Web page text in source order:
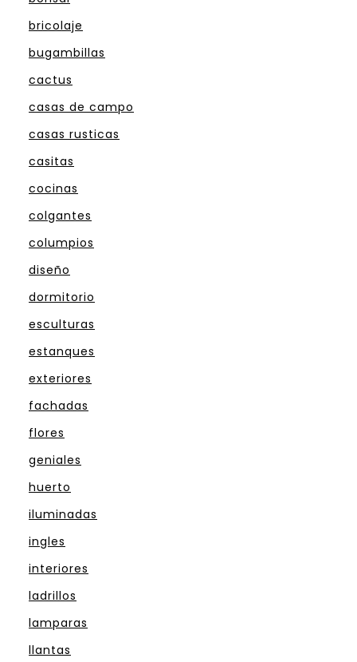
bricolaje
bugambillas
cactus
casas de campo
casas rusticas
casitas
cocinas
colgantes
columpios
diseño
dormitorio
esculturas
estanques
exteriores
fachadas
flores
geniales
huerto
iluminadas
ingles
interiores
ladrillos
lamparas
llantas